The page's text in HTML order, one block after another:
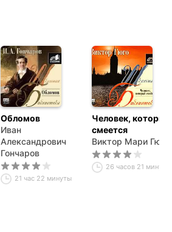
Обломов
Иван
Александрович
Гончаров
21 час 22 минуты
Человек, который
смеется
Виктор Мари Гюго
26 часов 21 минута